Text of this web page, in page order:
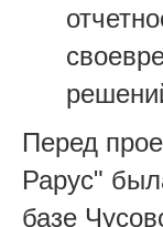
Перед
Рарус"
базе